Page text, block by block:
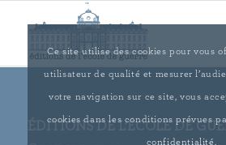
ÉDITIONS DE L’ÉCOLE DE
Ce site utilise des cookies pour vous
utilisateur de qualité et mesurer
votre navigation sur ce site, vous
cookies dans les conditions prévues
confidentialité